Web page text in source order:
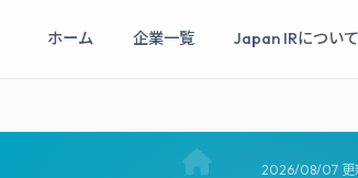
ホーム 企業一覧 Japan IRについて
2026/08/07 更